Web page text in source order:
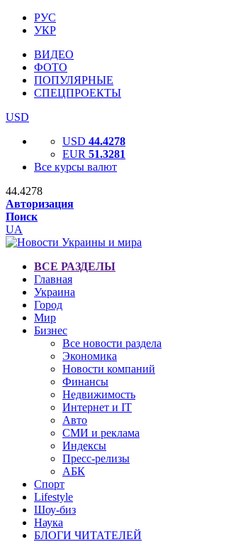
РУС
УКР
ВИДЕО
ФОТО
ПОПУЛЯРНЫЕ
СПЕЦПРОЕКТЫ
USD
USD 44.4278
EUR 51.3281
Все курсы валют
44.4278
Авторизация
Поиск
UA
ВСЕ РАЗДЕЛЫ
Главная
Украина
Город
Мир
Бизнес
Все новости раздела
Экономика
Новости компаний
Финансы
Недвижимость
Интернет и IT
Авто
СМИ и реклама
Индексы
Пресс-релизы
АБК
Спорт
Lifestyle
Шоу-биз
Наука
БЛОГИ ЧИТАТЕЛЕЙ